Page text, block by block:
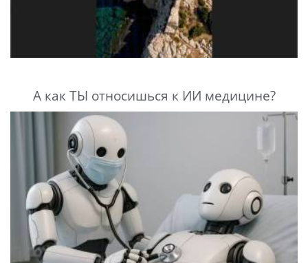
А как ТЫ относишься к ИИ медицине?